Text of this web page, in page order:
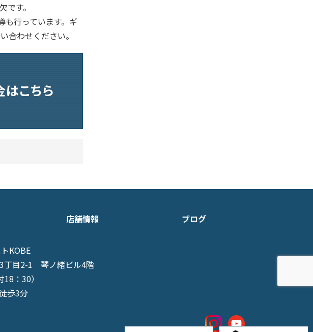
す。
も行っています。ギ
合わせください。
店舗情報 ブログ
KOBE
丁目2-1 琴ノ緒ビル4階
：30）
歩3分